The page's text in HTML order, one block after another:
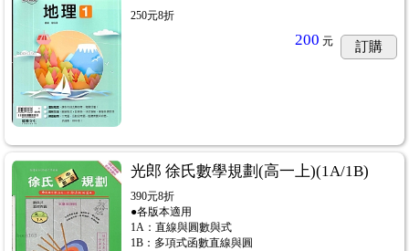
250元8折
200 元 訂購
光郎 徐氏數學規劃(高一上)(1A/1B)
390元8折
●各版本適用
1A：直線與圓數與式
1B：多項式函數直線與圓